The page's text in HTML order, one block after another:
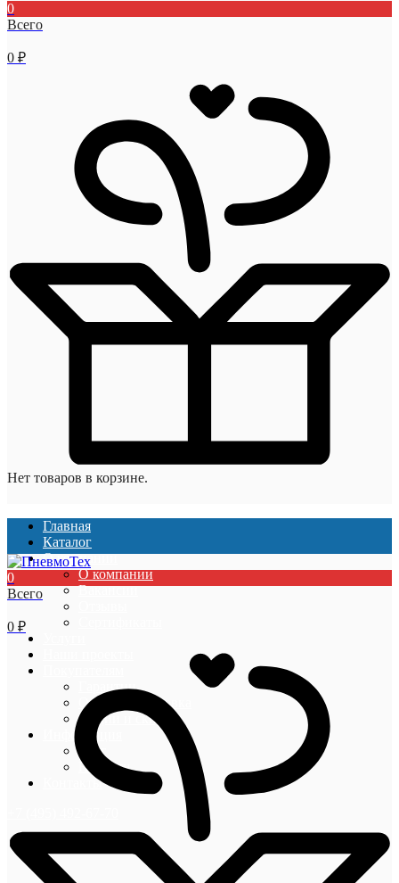
0
Всего
0 ₽
Нет товаров в корзине.
Главная
Каталог
О компании
О компании
Вакансии
Гарантии
Оплата и доставка
Акции и скидки
Информация
Блог
Новости
Контакты
0
Всего
0 ₽